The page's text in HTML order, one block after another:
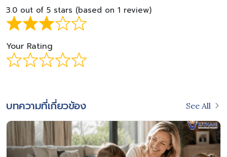
3.0 out of 5 stars (based on 1 review)
Your Rating
บทความที่เกี่ยวข้อง See All